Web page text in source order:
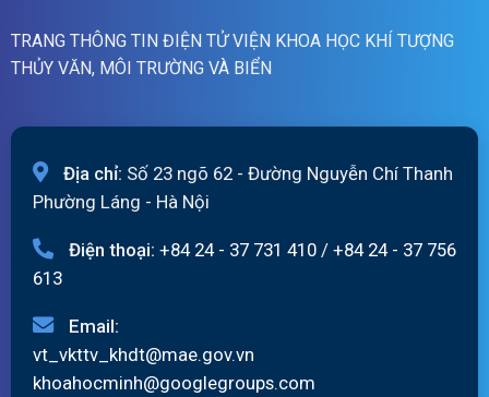
TRANG THÔNG TIN ĐIỆN TỬ VIỆN KHOA HỌC KHÍ TƯỢNG
THỦY VĂN, MÔI TRƯỜNG VÀ BIỂN
Địa chỉ: Số 23 ngõ 62 - Đường Nguyễn Chí Thanh
Phường Láng - Hà Nội
Điện thoại: +84 24 - 37 731 410 / +84 24 - 37 756
613
Email:
vt_vkttv_khdt@mae.gov.vn
khoahocminh@googlegroups.com